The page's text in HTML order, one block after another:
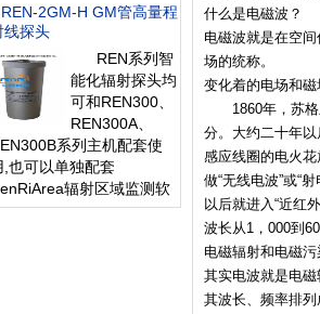
便，具有800条超大容量
据存储。仪器采用进口的
面积MICA盖革探测器，具
较高探测效率，可进行
、β辐射表面污染检测和
REN-2GM-H GM管高量程
线探头
REN系列智
能化辐射探头均
可和REN300、
REN300A、
系列主机配套使
,也可以单独配套
辐射区域监测软
使用。且具有
什么是电磁波？
电磁波就是在空
场的统称。
变化着的电场和磁
1860年，苏格
分。大约二十年
感应线圈的电火
做“无线电波”或“
以后就进入“近红
波长从1，000到
电磁辐射和电磁污
其实电波就是电
其波长、频率排